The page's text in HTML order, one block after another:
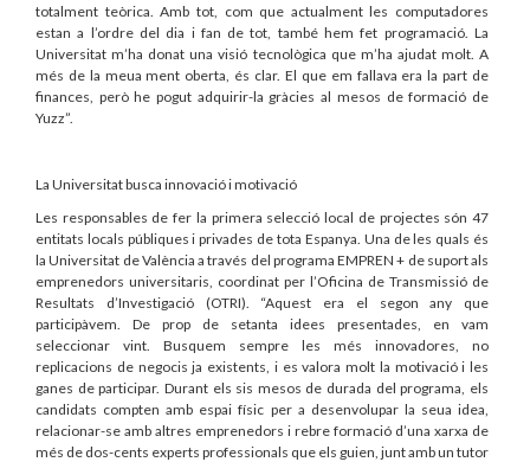
totalment teòrica. Amb tot, com que actualment les computadores
estan a l’ordre del dia i fan de tot, també hem fet programació. La
Universitat m’ha donat una visió tecnològica que m’ha ajudat molt. A
més de la meua ment oberta, és clar. El que em fallava era la part de
finances, però he pogut adquirir-la gràcies al mesos de formació de
Yuzz”.
La Universitat busca innovació i motivació
Les responsables de fer la primera selecció local de projectes són 47
entitats locals públiques i privades de tota Espanya. Una de les quals és
la Universitat de València a través del programa EMPREN + de suport als
emprenedors universitaris, coordinat per l’Oficina de Transmissió de
Resultats d’Investigació (OTRI). “Aquest era el segon any que
participàvem. De prop de setanta idees presentades, en vam
seleccionar vint. Busquem sempre les més innovadores, no
replicacions de negocis ja existents, i es valora molt la motivació i les
ganes de participar. Durant els sis mesos de durada del programa, els
candidats compten amb espai físic per a desenvolupar la seua idea,
relacionar-se amb altres emprenedors i rebre formació d’una xarxa de
més de dos-cents experts professionals que els guien, junt amb un tutor